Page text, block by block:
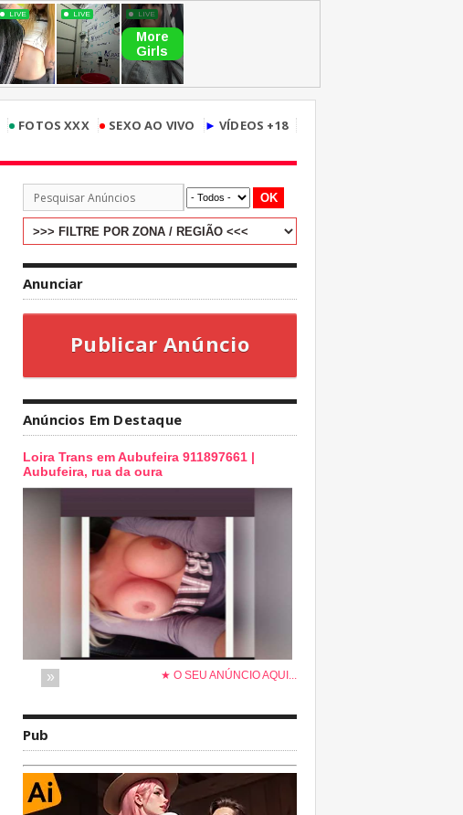
• FOTOS XXX • SEXO AO VIVO ► VÍDEOS +18
OK
Anunciar
Publicar Anúncio
Anúncios Em Destaque
Pub